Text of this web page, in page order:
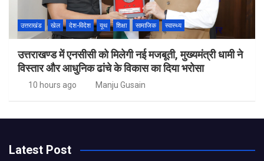
उत्तराखंड खेल देश-विदेश यूथ शिक्षा सामाजिक स्वास्थ्य
उत्तराखण्ड में एनसीसी को मिलेगी नई मजबूती, मुख्यमंत्री धामी ने
विस्तार और आधुनिक ढांचे के विकास का दिया भरोसा
10 hours ago Manju Gusain
Latest Post